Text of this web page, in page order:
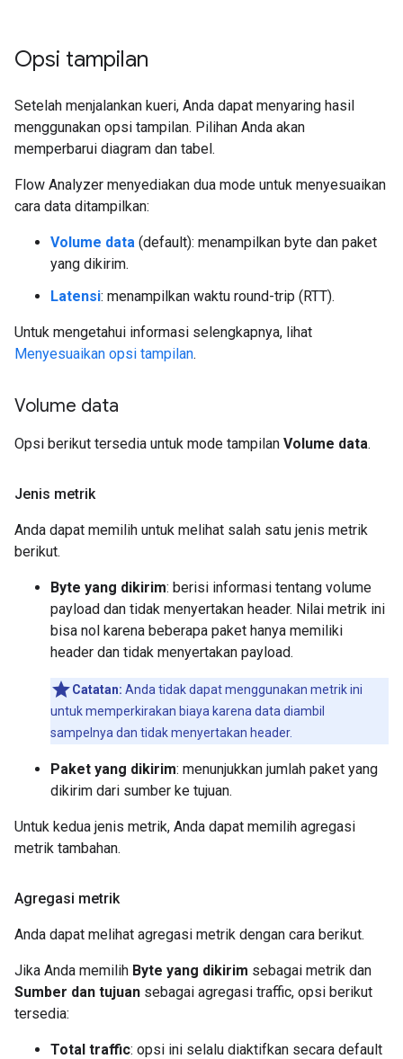
Opsi tampilan
Setelah menjalankan kueri, Anda dapat menyaring hasil
menggunakan opsi tampilan. Pilihan Anda akan
memperbarui diagram dan tabel.
Flow Analyzer menyediakan dua mode untuk menyesuaikan
cara data ditampilkan:
Volume data (default): menampilkan byte dan paket
yang dikirim.
Latensi: menampilkan waktu round-trip (RTT).
Untuk mengetahui informasi selengkapnya, lihat
Menyesuaikan opsi tampilan.
Volume data
Opsi berikut tersedia untuk mode tampilan Volume data.
Jenis metrik
Anda dapat memilih untuk melihat salah satu jenis metrik
berikut.
Byte yang dikirim: berisi informasi tentang volume
payload dan tidak menyertakan header. Nilai metrik ini
bisa nol karena beberapa paket hanya memiliki
header dan tidak menyertakan payload.
Catatan: Anda tidak dapat menggunakan metrik ini
untuk memperkirakan biaya karena data diambil
sampelnya dan tidak menyertakan header.
Paket yang dikirim: menunjukkan jumlah paket yang
dikirim dari sumber ke tujuan.
Untuk kedua jenis metrik, Anda dapat memilih agregasi
metrik tambahan.
Agregasi metrik
Anda dapat melihat agregasi metrik dengan cara berikut.
Jika Anda memilih Byte yang dikirim sebagai metrik dan
Sumber dan tujuan sebagai agregasi traffic, opsi berikut
tersedia:
Total traffic: opsi ini selalu diaktifkan secara default